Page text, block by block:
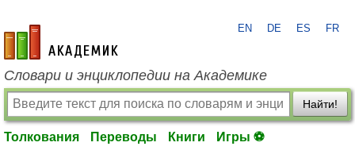
academic.ru
EN DE ES FR
Словари и энциклопедии на Академике
Найти!
Толкования Переводы Книги Игры ⚽